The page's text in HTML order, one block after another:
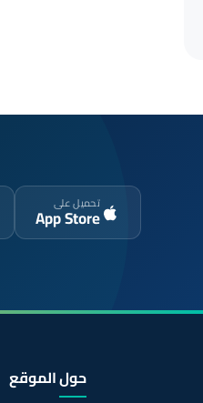
تحميل على
App Store
حول الموقع